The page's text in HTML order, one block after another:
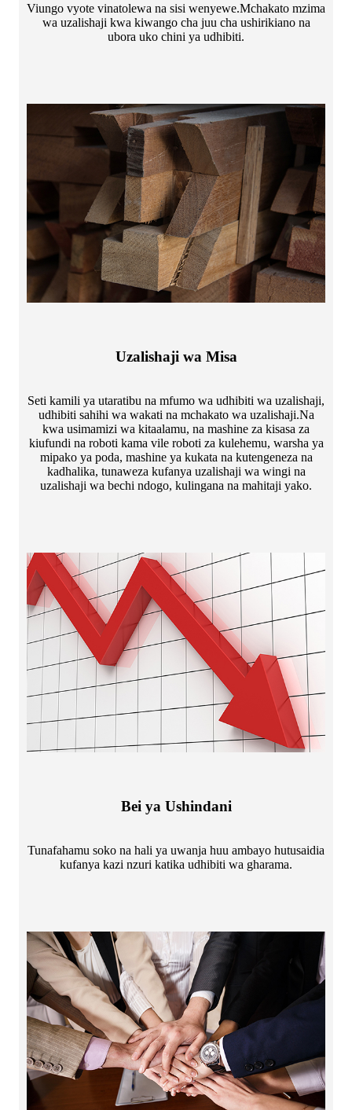
Viungo vyote vinatolewa na sisi wenyewe.Mchakato mzima
wa uzalishaji kwa kiwango cha juu cha ushirikiano na
ubora uko chini ya udhibiti.
Uzalishaji wa Misa
Seti kamili ya utaratibu na mfumo wa udhibiti wa uzalishaji,
udhibiti sahihi wa wakati na mchakato wa uzalishaji.Na
kwa usimamizi wa kitaalamu, na mashine za kisasa za
kiufundi na roboti kama vile roboti za kulehemu, warsha ya
mipako ya poda, mashine ya kukata na kutengeneza na
kadhalika, tunaweza kufanya uzalishaji wa wingi na
uzalishaji wa bechi ndogo, kulingana na mahitaji yako.
Bei ya Ushindani
Tunafahamu soko na hali ya uwanja huu ambayo hutusaidia
kufanya kazi nzuri katika udhibiti wa gharama.